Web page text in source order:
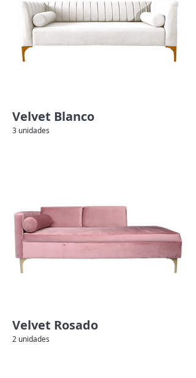
Velvet Blanco
3 unidades
Velvet Rosado
2 unidades